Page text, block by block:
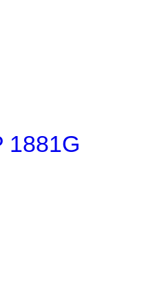
1881G